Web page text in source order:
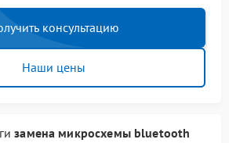
консультацию
Наши цены
замена микросхемы bluetooth